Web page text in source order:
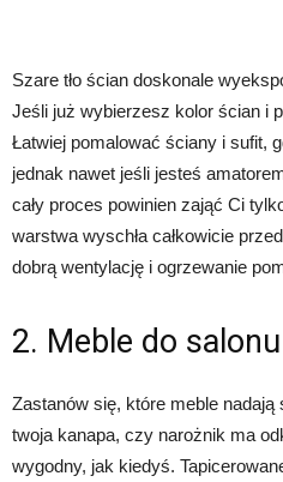
Szare tło ścian doskonale
Jeśli już wybierzesz kolor ścian i
Łatwiej pomalować ściany i sufit,
jednak nawet jeśli jesteś
cały proces powinien zająć Ci
warstwa wyschła całkowicie
dobrą wentylację i ogrzewanie
2. Meble do salonu
Zastanów się, które meble
twoja kanapa, czy narożnik ma
wygodny, jak kiedyś.